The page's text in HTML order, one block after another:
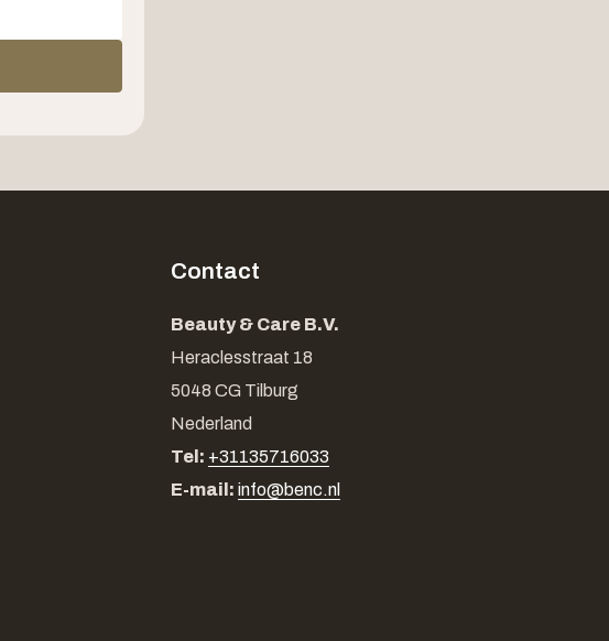
Contact
Beauty & Care B.V.
Heraclesstraat 18
5048 CG Tilburg
Nederland
Tel: +31135716033
E-mail: info@benc.nl